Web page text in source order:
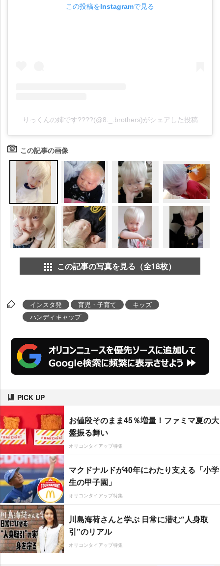
この投稿をInstagramで見る
りっくんの姉です????(@8._.brothers)がシェアした投稿
この記事の画像
この記事の写真を見る（全18枚）
インスタ発 育児・子育て
キッズ
ハンディキャップ
PICK UP
お値段そのまま45％増量！ファミマ夏の大
盤振る舞い
オリコンタイアップ特集
マクドナルドが40年にわたり支える「小学
生の甲子園」
オリコンタイアップ特集
川島海荷さんと学ぶ 日常に潜む“人身取
引”のリアル
オリコンタイアップ特集